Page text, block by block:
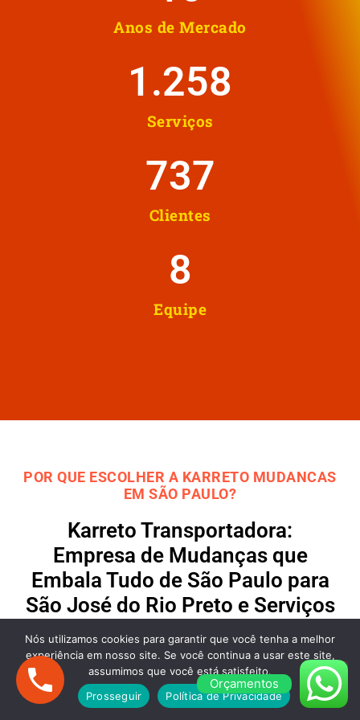
Anos de Mercado
Serviços
1.258
Clientes
737
Equipe
8
POR QUE ESCOLHER A KARRETO MUDANCAS
EM SÃO PAULO?
Karreto Transportadora:
Empresa de Mudanças que
Embala Tudo de São Paulo para
São José do Rio Preto e Serviços
de Fretes
Mudanças de São Paulo para São José do
Orçamentos
Nós utilizamos cookies para garantir que você tenha a melhor
experiência em nosso site. Se você continua a usar este site,
assumimos que você está satisfeito.
Prosseguir
Política de Privacidade